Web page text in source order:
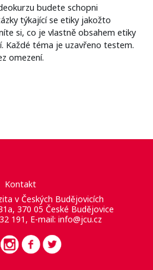
budete schopni
týkající se etiky jakožto
si, co je vlastně obsahem etiky
Každé téma je uzavřeno testem.
omezení.
Kontakt
v Českých Budějovicích
370 05 České Budějovice
191, E-mail: info@jcu.cz